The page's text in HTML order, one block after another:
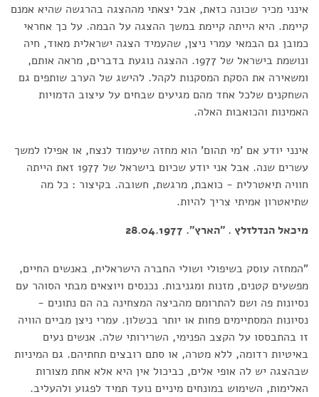
אינני מכיר שכונה כזאת, אבל יצאתי מההצגה בהרגשה שהיא אמנם
קיימת. היא הייתה קיימת במשך ההצגה על הבמה. על כך אחראי
כמובן גם הבמאי עמרי ניצן, שהעמיד הצגה ישראלית מאוד, חיה
ונושמת בישראל של 1977. ההצגה נוגעת בדברים, מראה אותם,
ומשאירה את הסקת המסקנות לקהל. להישג של הערב שותפים גם
השחקנים שלכל אחד מהם מגיעים שבחים על עיצוב הדמויות
האמינות והכואבות האלה.
אינני יודע אם 'מי תהום' הוא מחזה שיעמוד לנצח, או אפילו למשך
עשרים שנה. אבל אני יודע שכיום בישראל של 1977 זאת הייתה
חוויה תיאטרלית - כואבת, מרגשת, חשובה. בקיצור : כל מה
שתיאטרון אמיתי צריך להיות.
מיכאל הנדלזלץ . "הארץ". 28.04.1977
"המחזה עוסק בשיפולי ושולי החברה הישראלית, באנשים החיים,
מפשעים קטנים, מזנות ומגניבות. נכנסים ויוצאים מבתי הסוהר עם
נסיונות פה ושם להתרומם מהביצה המצחינה בה הם נתונים -
נסיונות המסתיימים פחות או יותר בכשלון. עמרי ניצן מביים הוויה
זו בהתבססו על הקצב הפנימי, השרירותי שלה. אנשים נעים
באיטיות רדומה, ללא מטרה, או סתם רובצים תחתיהם. גם המיניות
שבהצגה יש לה אופי אלים, כביכול אין היא אלא אחת מצורות
האלימות, השימוש במונחים מיניים נועד תמיד לפגוע ולהעליב.